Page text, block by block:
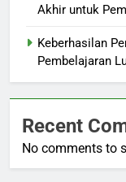
Akhir untuk
Keberhasilan
Pembelajaran
Recent
No comments to